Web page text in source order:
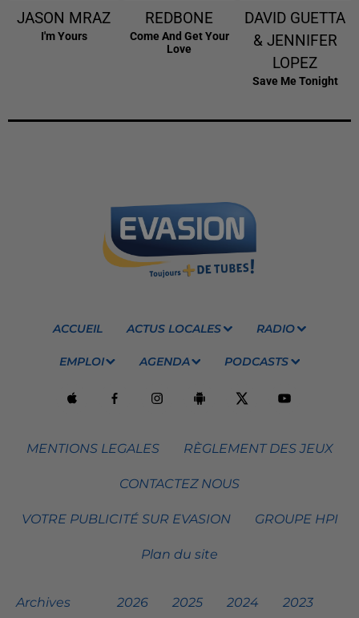
JASON MRAZ
I'm Yours
REDBONE
Come And Get Your
Love
DAVID GUETTA
& JENNIFER
LOPEZ
Save Me Tonight
ACCUEIL ACTUS LOCALES RADIO
EMPLOI AGENDA PODCASTS
MENTIONS LEGALES RÈGLEMENT DES JEUX
CONTACTEZ NOUS
VOTRE PUBLICITÉ SUR EVASION GROUPE HPI
Plan du site
Archives 2026 2025 2024 2023